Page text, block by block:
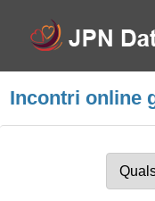
Incontri online